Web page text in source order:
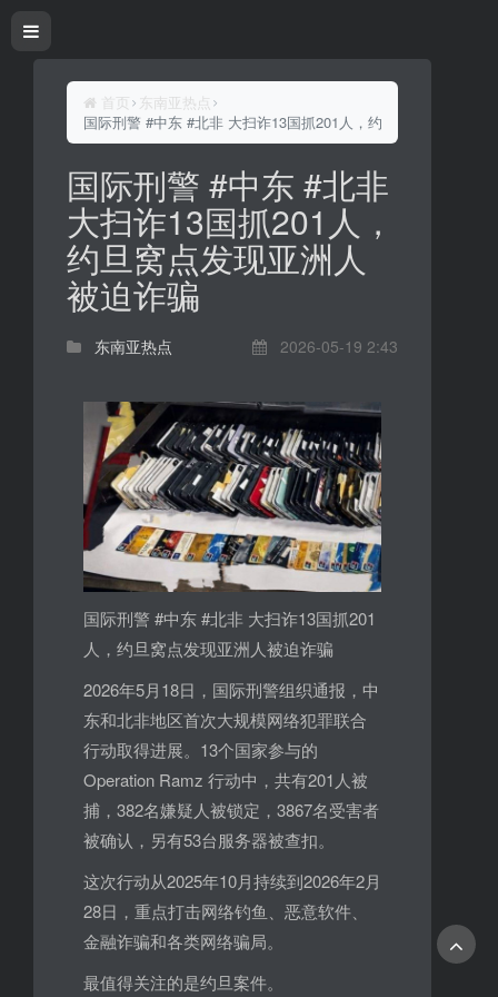
首页
东南亚热点
国际刑警 #中东 #北非 大扫诈13国抓201人，约旦窝点发现亚洲
国际刑警 #中东 #北非
大扫诈13国抓201人，
约旦窝点发现亚洲人
被迫诈骗
东南亚热点 2026-05-19 2:43
国际刑警 #中东 #北非 大扫诈13国抓201
人，约旦窝点发现亚洲人被迫诈骗
2026年5月18日，国际刑警组织通报，中
东和北非地区首次大规模网络犯罪联合
行动取得进展。13个国家参与的
Operation Ramz 行动中，共有201人被
捕，382名嫌疑人被锁定，3867名受害者
被确认，另有53台服务器被查扣。
这次行动从2025年10月持续到2026年2月
28日，重点打击网络钓鱼、恶意软件、
金融诈骗和各类网络骗局。
最值得关注的是约旦案件。